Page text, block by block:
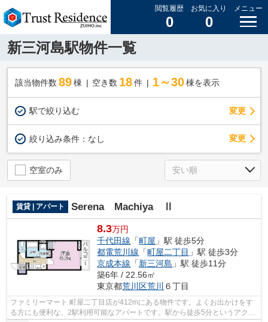
閲覧履歴
0
お気に入り
0
メニュー
新三河島駅物件一覧
該当物件数 89棟 空き数 18 件 1～30 棟を表示
駅で絞り込む 変更
絞り込み条件： なし 変更
空室のみ
賃貸 | アパート Serena Machiya Ⅱ
8.3万円
千代田線 「町屋 」駅 徒歩5分
都電荒川線 「町屋二丁目 」駅 徒歩3分
京成本線 「新三河島 」駅 徒歩11分
築6年 / 22.56㎡
東京都荒川区荒川 ６丁目
ファミリーマート 町屋二丁目店が412mにある物件です。よくお出かけをす
る方にも便利な、2駅利用可能なアパートです。駅から徒歩5分というアクセ